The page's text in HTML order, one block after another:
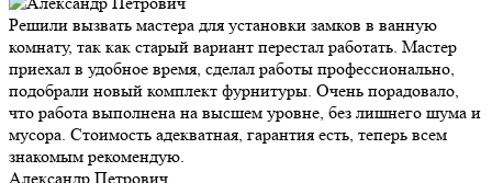
Решили вызвать мастера для установки замков в ванную
комнату, так как старый вариант перестал работать. Мастер
приехал в удобное время, сделал работы профессионально,
подобрали новый комплект фурнитуры. Очень порадовало,
что работа выполнена на высшем уровне, без лишнего шума и
мусора. Стоимость адекватная, гарантия есть, теперь всем
знакомым рекомендую.
Александр Петрович